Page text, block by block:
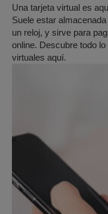
Una tarjeta virtual es
Suele estar
un reloj, y sirve para
online. Descubre todo
virtuales aquí.